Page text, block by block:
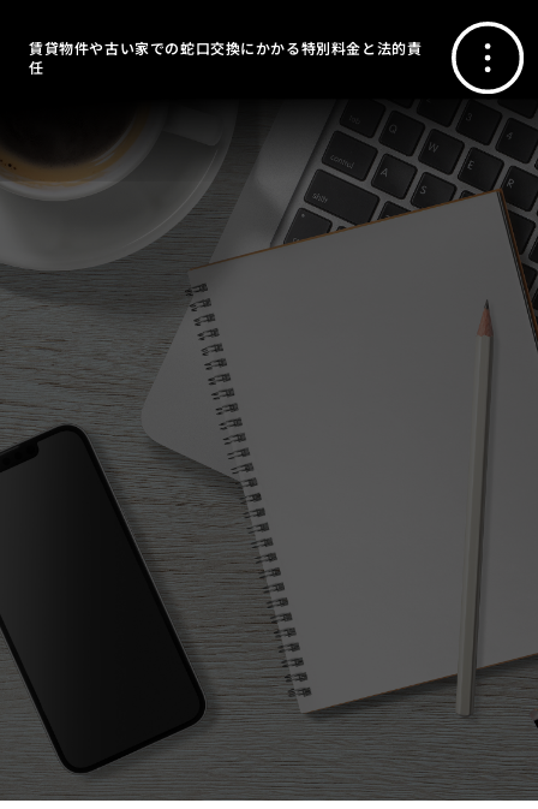
賃貸物件や古い家での蛇口交換にかかる特別料金と法的責
任